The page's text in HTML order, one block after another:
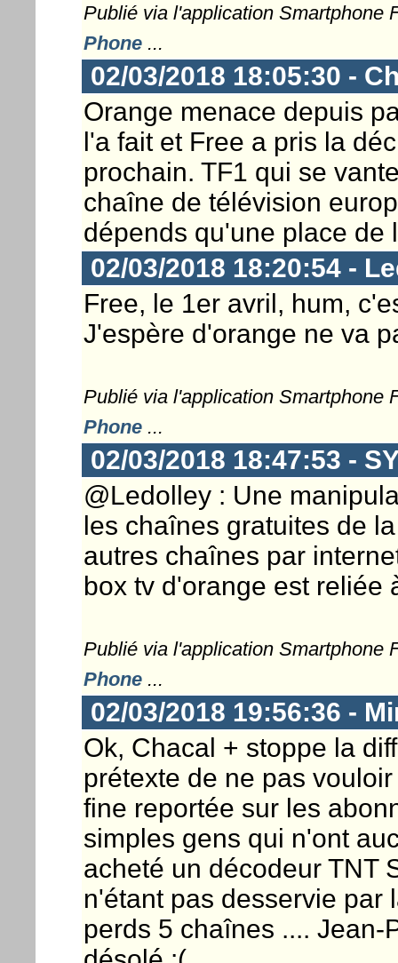
Publié via l'application Smartphone
Phone...
02/03/2018 18:05:30 -
Orange menace depuis
l'a fait et Free a pris la
prochain. TF1 qui se
chaîne de télévision
dépends qu'une place de
02/03/2018 18:20:54 -
Free, le 1er avril, hum,
J'espère d'orange ne va
Publié via l'application Smartphone
Phone...
02/03/2018 18:47:53 -
@Ledolley : Une
les chaînes gratuites de
autres chaînes par
box tv d'orange est reliée
Publié via l'application Smartphone
Phone...
02/03/2018 19:56:36 -
Ok, Chacal + stoppe la
prétexte de ne pas
fine reportée sur les
simples gens qui n'ont
acheté un décodeur TNT
n'étant pas desservie par
perds 5 chaînes .... Jean-